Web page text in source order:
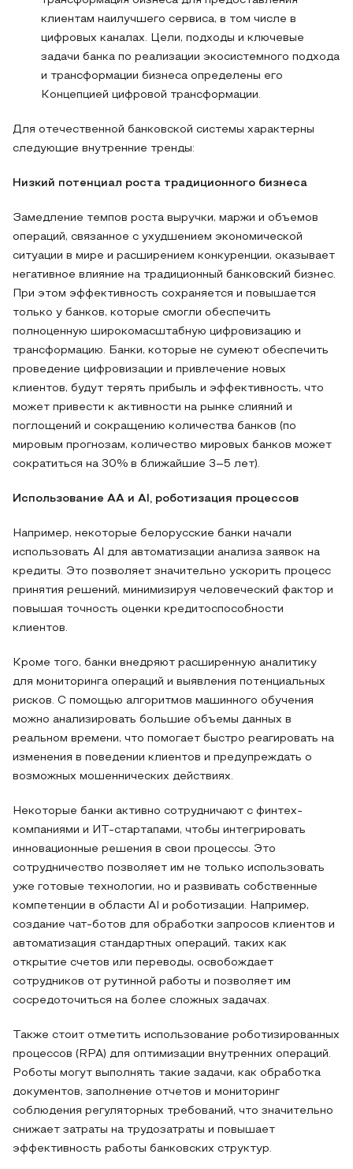
клиентам наилучшего сервиса, в том числе в
цифровых каналах. Цели, подходы и ключевые
задачи банка по реализации экосистемного подхода
и трансформации бизнеса определены его
Концепцией цифровой трансформации.
Для отечественной банковской системы характерны
следующие внутренние тренды:
Низкий потенциал роста традиционного бизнеса
Замедление темпов роста выручки, маржи и объемов
операций, связанное с ухудшением экономической
ситуации в мире и расширением конкуренции, оказывает
негативное влияние на традиционный банковский бизнес.
При этом эффективность сохраняется и повышается
только у банков, которые смогли обеспечить
полноценную широкомасштабную цифровизацию и
трансформацию. Банки, которые не сумеют обеспечить
проведение цифровизации и привлечение новых
клиентов, будут терять прибыль и эффективность, что
может привести к активности на рынке слияний и
поглощений и сокращению количества банков (по
мировым прогнозам, количество мировых банков может
сократиться на 30% в ближайшие 3–5 лет).
Использование AA и AI, роботизация процессов
Например, некоторые белорусские банки начали
использовать AI для автоматизации анализа заявок на
кредиты. Это позволяет значительно ускорить процесс
принятия решений, минимизируя человеческий фактор и
повышая точность оценки кредитоспособности
клиентов.
Кроме того, банки внедряют расширенную аналитику
для мониторинга операций и выявления потенциальных
рисков. С помощью алгоритмов машинного обучения
можно анализировать большие объемы данных в
реальном времени, что помогает быстро реагировать на
изменения в поведении клиентов и предупреждать о
возможных мошеннических действиях.
Некоторые банки активно сотрудничают с финтех-
компаниями и ИТ-стартапами, чтобы интегрировать
инновационные решения в свои процессы. Это
сотрудничество позволяет им не только использовать
уже готовые технологии, но и развивать собственные
компетенции в области AI и роботизации. Например,
создание чат-ботов для обработки запросов клиентов и
автоматизация стандартных операций, таких как
открытие счетов или переводы, освобождает
сотрудников от рутинной работы и позволяет им
сосредоточиться на более сложных задачах.
Также стоит отметить использование роботизированных
процессов (RPA) для оптимизации внутренних операций.
Роботы могут выполнять такие задачи, как обработка
документов, заполнение отчетов и мониторинг
соблюдения регуляторных требований, что значительно
снижает затраты на трудозатраты и повышает
эффективность работы банковских структур.